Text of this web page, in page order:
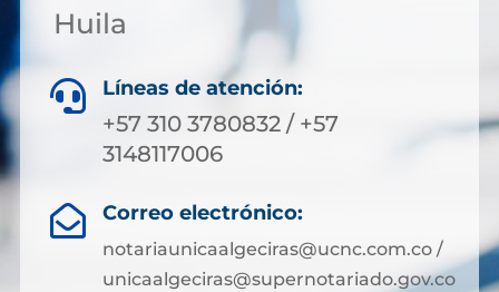
Huila
 Líneas de atención:
+57 310 3780832 / +57
3148117006
 Correo electrónico:
notariaunicaalgeciras@ucnc.com.co /
unicaalgeciras@supernotariado.gov.co